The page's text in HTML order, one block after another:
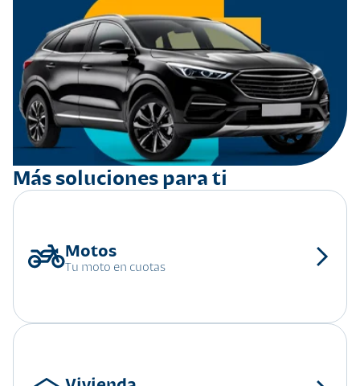
Más soluciones para ti
Tu moto en cuotas